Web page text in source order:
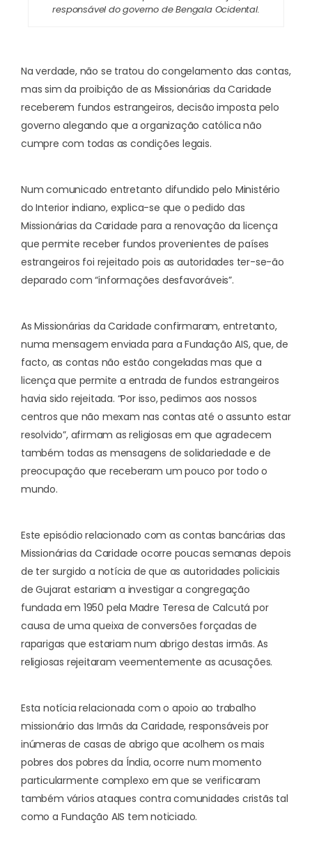
responsável do governo de Bengala Ocidental.
Na verdade, não se tratou do congelamento das contas,
mas sim da proibição de as Missionárias da Caridade
receberem fundos estrangeiros, decisão imposta pelo
governo alegando que a organização católica não
cumpre com todas as condições legais.
Num comunicado entretanto difundido pelo Ministério
do Interior indiano, explica-se que o pedido das
Missionárias da Caridade para a renovação da licença
que permite receber fundos provenientes de países
estrangeiros foi rejeitado pois as autoridades ter-se-ão
deparado com “informações desfavoráveis”.
As Missionárias da Caridade confirmaram, entretanto,
numa mensagem enviada para a Fundação AIS, que, de
facto, as contas não estão congeladas mas que a
licença que permite a entrada de fundos estrangeiros
havia sido rejeitada. “Por isso, pedimos aos nossos
centros que não mexam nas contas até o assunto estar
resolvido”, afirmam as religiosas em que agradecem
também todas as mensagens de solidariedade e de
preocupação que receberam um pouco por todo o
mundo.
Este episódio relacionado com as contas bancárias das
Missionárias da Caridade ocorre poucas semanas depois
de ter surgido a notícia de que as autoridades policiais
de Gujarat estariam a investigar a congregação
fundada em 1950 pela Madre Teresa de Calcutá por
causa de uma queixa de conversões forçadas de
raparigas que estariam num abrigo destas irmãs. As
religiosas rejeitaram veementemente as acusações.
Esta notícia relacionada com o apoio ao trabalho
missionário das Irmãs da Caridade, responsáveis por
inúmeras de casas de abrigo que acolhem os mais
pobres dos pobres da Índia, ocorre num momento
particularmente complexo em que se verificaram
também vários ataques contra comunidades cristãs tal
como a Fundação AIS tem noticiado.